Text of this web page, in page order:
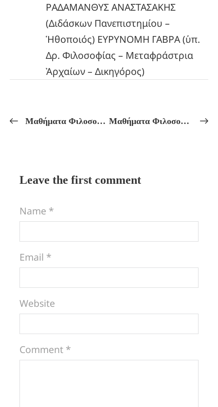
ΡΑΔΑΜΑΝΘΥΣ ΑΝΑΣΤΑΣΑΚΗΣ
(Διδάσκων Πανεπιστημίου –
Ἡθοποιός) ΕΥΡΥΝΟΜΗ ΓΑΒΡΑ (ὑπ.
Δρ. Φιλοσοφίας – Μεταφράστρια
Ἀρχαίων – Δικηγόρος)
Μαθήματα Φιλοσοφίας 18/05/2026-22/05/2026 Μαθήματα Φιλοσοφίας 01/06/2026-08/06/2026
Leave the first comment
Name *
Email *
Website
Comment *